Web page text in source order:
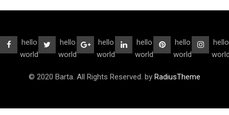
hello
world
hello
world
hello
world
hello
world
hello
world
hello
© 2020 Barta. All Rights Reserved. by RadiusTheme